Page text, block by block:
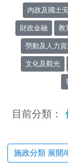
內政及國土
財政金融 教
勞動及人力
文化及觀光
目前分類：
施政分類 展開/